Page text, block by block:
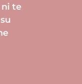
ni te